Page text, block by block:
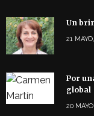
Un
21
Por
global
20